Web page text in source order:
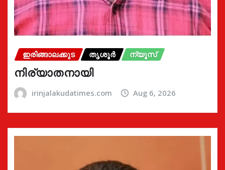
ഇരിങ്ങാലക്കുട തൃശൂർ ന്യൂസ്
നിര്യാതനായി
irinjalakudatimes.com Aug 6, 2026